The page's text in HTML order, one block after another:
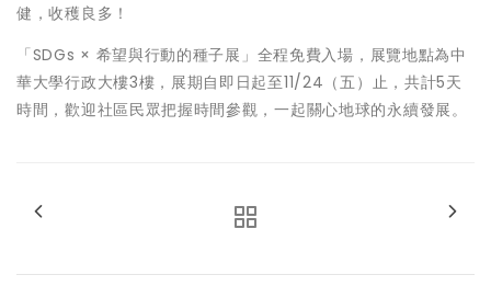
健，收穫良多！
「SDGs × 希望與行動的種子展」全程免費入場，展覽地點為中
華大學行政大樓3樓，展期自即日起至11/24（五）止，共計5天
時間，歡迎社區民眾把握時間參觀，一起關心地球的永續發展。